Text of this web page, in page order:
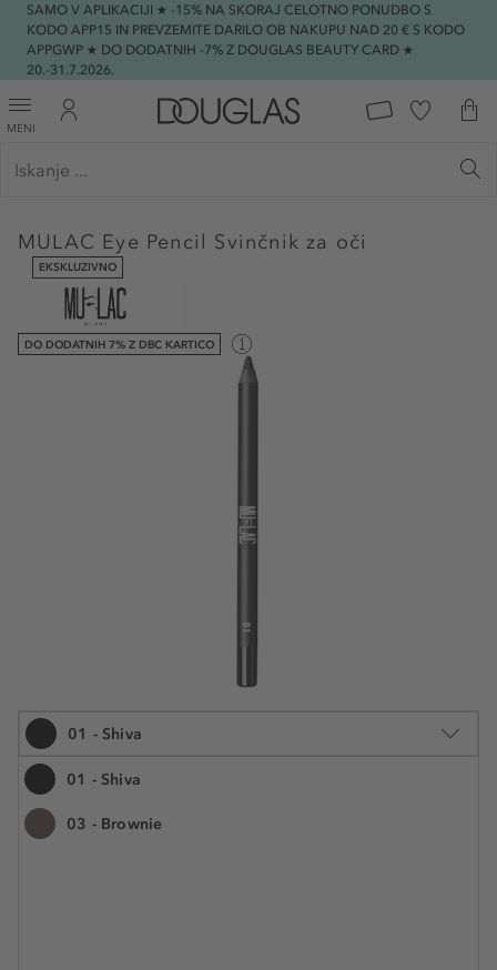
SAMO V APLIKACIJI ★ -15% NA SKORAJ CELOTNO PONUDBO S
KODO APP15 IN PREVZEMITE DARILO OB NAKUPU NAD 20 € S KODO
APPGWP ★ DO DODATNIH -7% Z DOUGLAS BEAUTY CARD ★
20.-31.7.2026.
MENI
MULAC Eye Pencil Svinčnik za oči
EKSKLUZIVNO
DO DODATNIH 7% Z DBC KARTICO
01 - Shiva
01 - Shiva
03 - Brownie